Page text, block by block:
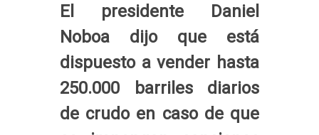
El presidente Daniel
Noboa dijo que está
dispuesto a vender hasta
250.000 barriles diarios
de crudo en caso de que